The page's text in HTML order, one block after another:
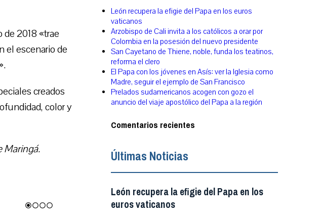
de 2018 «trae
el escenario de
creados
color y
Maringá.
León recupera la efigie del Papa en los euros
vaticanos
Arzobispo de Cali invita a los católicos a orar por
Colombia en la posesión del nuevo presidente
San Cayetano de Thiene, noble, funda los teatinos,
reforma el clero
El Papa con los jóvenes en Asís: ver la Iglesia como
Madre, seguir el ejemplo de San Francisco
Prelados sudamericanos acogen con gozo el
anuncio del viaje apostólico del Papa a la región
Comentarios recientes
Últimas Noticias
León recupera la efigie del Papa en los
euros vaticanos